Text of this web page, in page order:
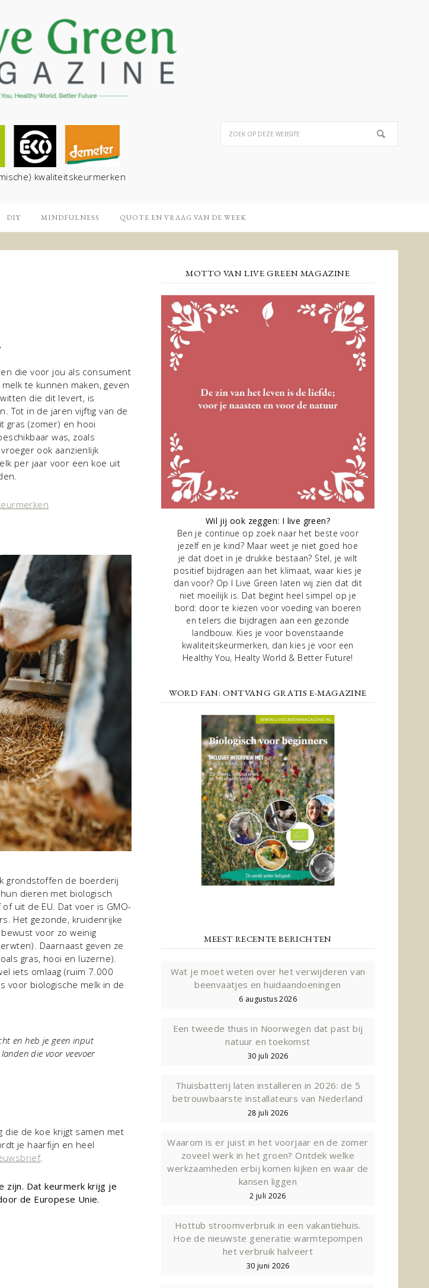
kwaliteitskeurmerken
DIY MINDFULNESS QUOTE EN VRAAG VAN DE WEEK
die voor jou als consument
te kunnen maken, geven
die dit levert, is
Tot in de jaren vijftig van de
gras (zomer) en hooi
was, zoals
ook aanzienlijk
per jaar voor een koe uit
grondstoffen de boerderij
dieren met biologisch
uit de EU. Dat voer is GMO-
Het gezonde, kruidenrijke
voor zo weinig
Daarnaast geven ze
gras, hooi en luzerne).
iets omlaag (ruim 7.000
voor biologische melk in de
en heb je geen input
die voor veevoer
die de koe krijgt samen met
je haarfijn en heel
.
zijn. Dat keurmerk krijg je
de Europese Unie.
MOTTO VAN LIVE GREEN MAGAZINE
Wil jij ook zeggen: I live green?
Ben je continue op zoek naar het beste voor
jezelf en je kind? Maar weet je niet goed hoe
je dat doet in je drukke bestaan? Stel, je wilt
positief bijdragen aan het klimaat, waar kies je
dan voor? Op I Live Green laten wij zien dat dit
niet moeilijk is. Dat begint heel simpel op je
bord: door te kiezen voor voeding van boeren
en telers die bijdragen aan een gezonde
landbouw. Kies je voor bovenstaande
kwaliteitskeurmerken, dan kies je voor een
Healthy You, Healty World & Better Future!
WORD FAN: ONTVANG GRATIS E-MAGAZINE
MEEST RECENTE BERICHTEN
Wat je moet weten over het verwijderen van
beenvaatjes en huidaandoeningen
6 augustus 2026
Een tweede thuis in Noorwegen dat past bij
natuur en toekomst
30 juli 2026
Thuisbatterij laten installeren in 2026: de 5
betrouwbaarste installateurs van Nederland
28 juli 2026
Waarom is er juist in het voorjaar en de zomer
zoveel werk in het groen? Ontdek welke
werkzaamheden erbij komen kijken en waar de
kansen liggen
2 juli 2026
Hottub stroomverbruik in een vakantiehuis.
Hoe de nieuwste generatie warmtepompen
het verbruik halveert
30 juni 2026